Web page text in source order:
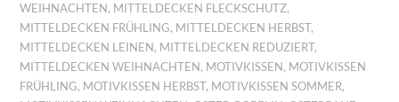
WEIHNACHTEN, MITTELDECKEN FLECKSCHUTZ,
MITTELDECKEN FRÜHLING, MITTELDECKEN HERBST,
MITTELDECKEN LEINEN, MITTELDECKEN REDUZIERT,
MITTELDECKEN WEIHNACHTEN, MOTIVKISSEN, MOTIVKISSEN
FRÜHLING, MOTIVKISSEN HERBST, MOTIVKISSEN SOMMER,